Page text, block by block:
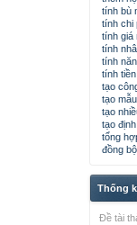
tính bù
tính chi
tính giá
tính
tính
tính
tạo
tạo
tạo
tạo
tổng
đồng
Thống
Đề tài